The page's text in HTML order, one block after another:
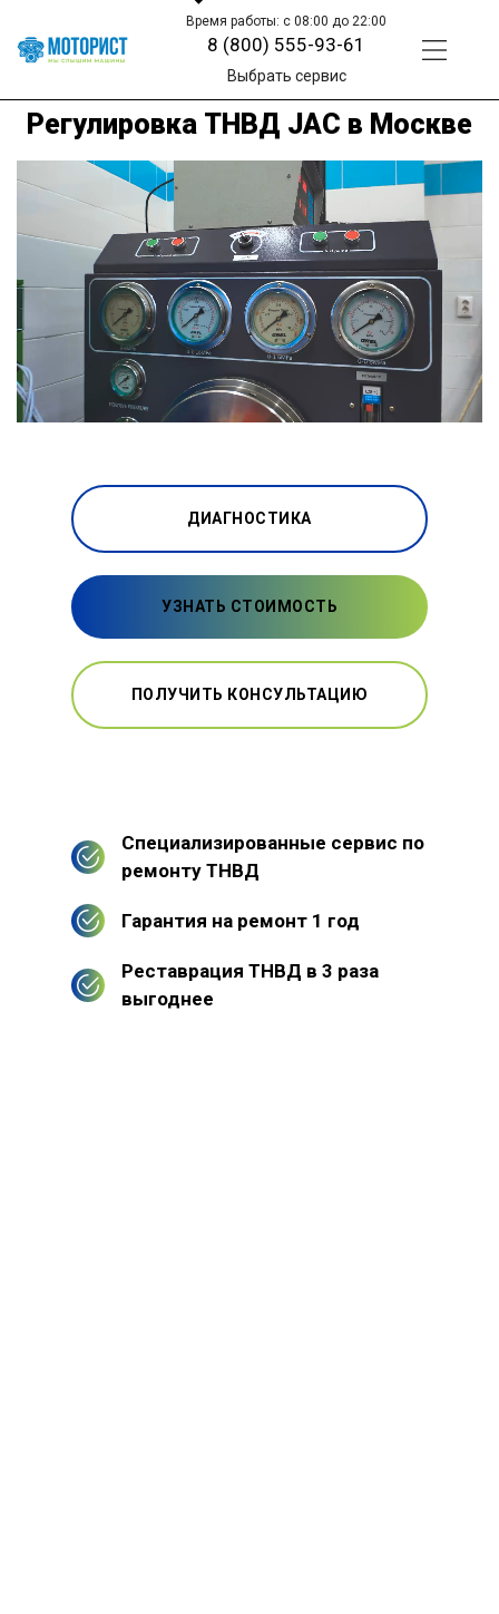
Время работы: с 08:00 до 22:00
8 (800) 555-93-61
Выбрать сервис
Регулировка ТНВД JAC в Москве
ДИАГНОСТИКА
УЗНАТЬ СТОИМОСТЬ
ПОЛУЧИТЬ КОНСУЛЬТАЦИЮ
Специализированные сервис по
ремонту ТНВД
Гарантия на ремонт 1 год
Реставрация ТНВД в 3 раза
выгоднее